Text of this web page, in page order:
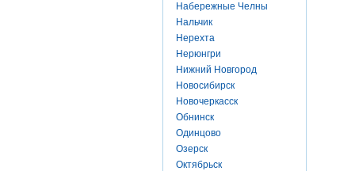
Набережные Челны
Нальчик
Нерехта
Нерюнгри
Нижний Новгород
Новосибирск
Новочеркасск
Обнинск
Одинцово
Озерск
Октябрьск